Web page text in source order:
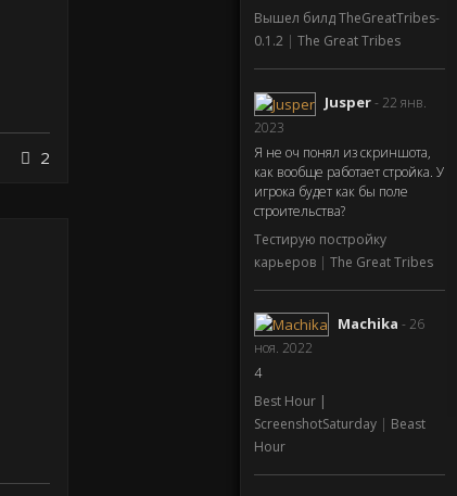
Вышел билд TheGreatTribes-
0.1.2 | The Great Tribes
Jusper- 22 янв.
2023
Я не оч понял из скриншота,
как вообще работает стройка. У
игрока будет как бы поле
строительства?
Тестирую постройку
карьеров | The Great Tribes
Machika - 26
ноя. 2022
4
Best Hour |
ScreenshotSaturday | Beast
Hour
2